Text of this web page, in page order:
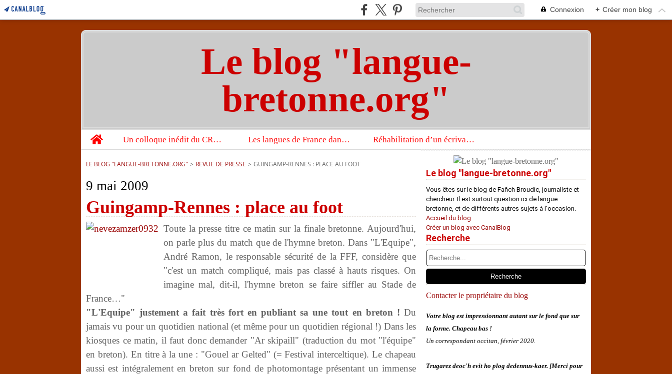
Connexion + Créer mon blog
Le blog "langue-
bretonne.org"
Home
Un colloque inédit du CRBC sur les victimes de l’année 1944 Les langues de France dans un imposant ouvrage sur la langue française que publient les Presses universitaires d’Oxford Réhabilitation d’un écrivain de langue bretonne aujourd’hui mal connu et méconnu
LE BLOG "LANGUE-BRETONNE.ORG" > REVUE DE PRESSE > GUINGAMP-RENNES : PLACE AU FOOT
9 mai 2009
Guingamp-Rennes : place au foot
Toute la presse titre ce matin sur la finale bretonne. Aujourd'hui,
on parle plus du match que de l'hymne breton. Dans "L'Equipe",
André Ramon, le responsable sécurité de la FFF, considère que
"c'est un match compliqué, mais pas classé à hauts risques. On
imagine mal, dit-il, l'hymne breton se faire siffler au Stade de
France…"
"L'Equipe" justement a fait très fort en publiant sa une tout en breton ! Du
jamais vu pour un quotidien national (et même pour un quotidien régional !) Dans les
kiosques ce matin, il faut donc demander "Ar skipaill" (traduction du mot "l'équipe"
en breton). En titre à la une : "Gouel ar Gelted" (= Festival interceltique). Le chapeau
aussi est intégralement en breton sur fond de photomontage présentant un immense
Le blog "langue-bretonne.org"
Vous êtes sur le blog de Fañch Broudic, journaliste et
chercheur. Il est surtout question ici de langue
bretonne, et de différents autres sujets à l'occasion.
Accueil du blog
Créer un blog avec CanalBlog
Recherche
Contacter le propriétaire du blog
Votre blog est impressionnant autant sur le fond que sur
la forme. Chapeau bas !
Un correspondant occitan, février 2020.
Trugarez deoc'h evit ho plog dedennus-kaer. [Merci pour